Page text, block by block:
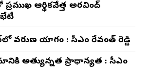
ఆర్థికవేత్త అరవింద్‌
వరుణ యాగం : సీఎం రేవంత్ రెడ్డి
అత్యున్నత ప్రాధాన్యత : సీఎం